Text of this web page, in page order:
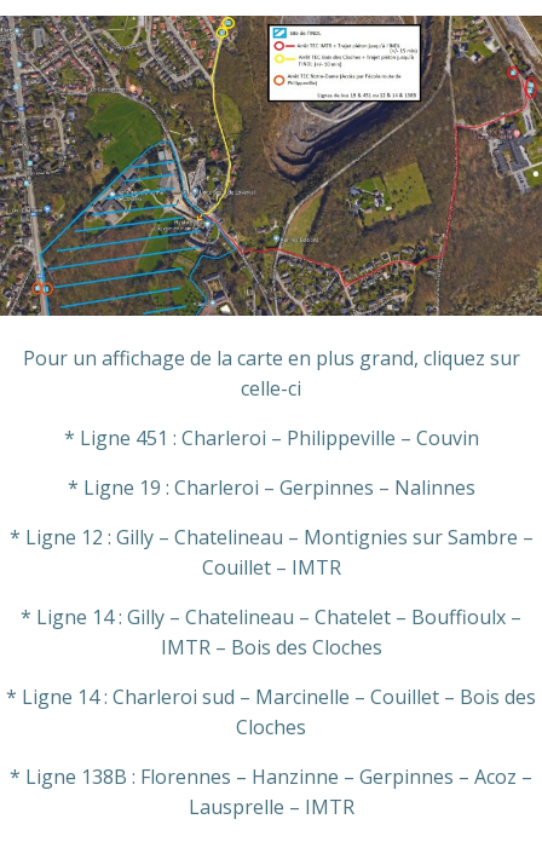
Pour un affichage de la carte en plus grand, cliquez sur
celle-ci
* Ligne 451 : Charleroi – Philippeville – Couvin
* Ligne 19 : Charleroi – Gerpinnes – Nalinnes
* Ligne 12 : Gilly – Chatelineau – Montignies sur Sambre –
Couillet – IMTR
* Ligne 14 : Gilly – Chatelineau – Chatelet – Bouffioulx –
IMTR – Bois des Cloches
* Ligne 14 : Charleroi sud – Marcinelle – Couillet – Bois des
Cloches
* Ligne 138B : Florennes – Hanzinne – Gerpinnes – Acoz –
Lausprelle – IMTR